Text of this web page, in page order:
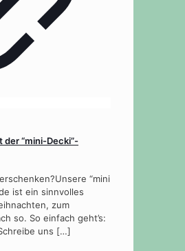
der “mini-Decki”-
“mini
ist ein sinnvolles
zum
so. So einfach geht’s:
uns […]